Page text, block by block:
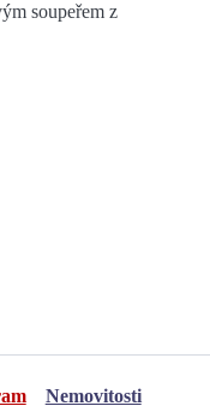
soupeřem z
Nemovitosti